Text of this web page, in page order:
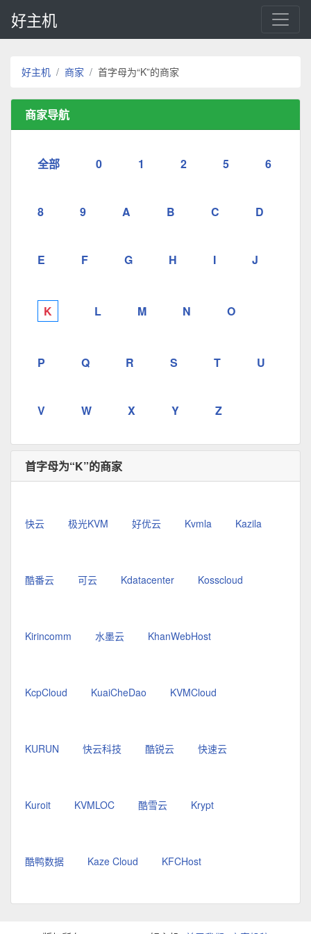
好主机
好主机 商家 首字母为“K”的商家
商家导航
全部 0 1 2 5 6
8 9 A B C D
E F G H I J
K L M N O
P Q R S T U
V W X Y Z
首字母为“K”的商家
快云 极光KVM 好优云 Kvmla Kazila
酷番云 可云 Kdatacenter Kosscloud
Kirincomm 水墨云 KhanWebHost
KcpCloud KuaiCheDao KVMCloud
KURUN 快云科技 酷锐云 快速云
Kuroit KVMLOC 酷雪云 Krypt
酷鸭数据 Kaze Cloud KFCHost